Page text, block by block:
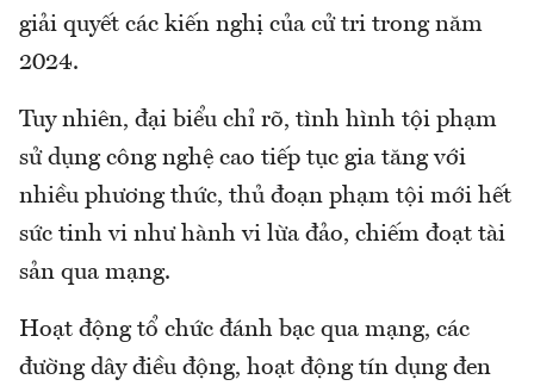
giải quyết các kiến nghị của cử tri trong năm
2024.
Tuy nhiên, đại biểu chỉ rõ, tình hình tội phạm
sử dụng công nghệ cao tiếp tục gia tăng với
nhiều phương thức, thủ đoạn phạm tội mới hết
sức tinh vi như hành vi lừa đảo, chiếm đoạt tài
sản qua mạng.
Hoạt động tổ chức đánh bạc qua mạng, các
đường dây điều động, hoạt động tín dụng đen